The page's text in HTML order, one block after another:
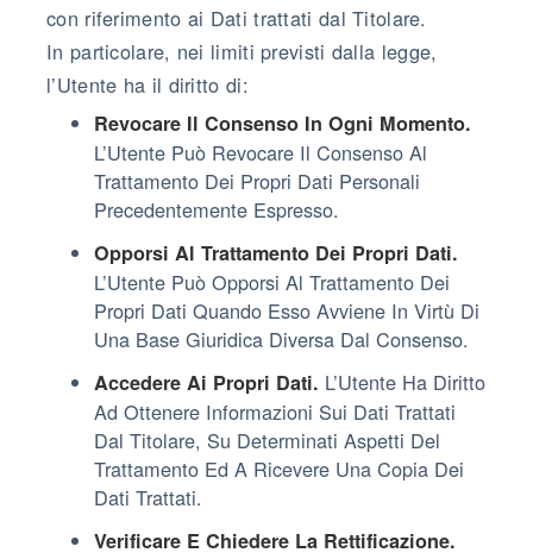
con riferimento ai Dati trattati dal Titolare.
In particolare, nei limiti previsti dalla legge,
l’Utente ha il diritto di:
Revocare Il Consenso In Ogni Momento.
L’Utente Può Revocare Il Consenso Al
Trattamento Dei Propri Dati Personali
Precedentemente Espresso.
Opporsi Al Trattamento Dei Propri Dati.
L’Utente Può Opporsi Al Trattamento Dei
Propri Dati Quando Esso Avviene In Virtù Di
Una Base Giuridica Diversa Dal Consenso.
Accedere Ai Propri Dati. L’Utente Ha Diritto
Ad Ottenere Informazioni Sui Dati Trattati
Dal Titolare, Su Determinati Aspetti Del
Trattamento Ed A Ricevere Una Copia Dei
Dati Trattati.
Verificare E Chiedere La Rettificazione.